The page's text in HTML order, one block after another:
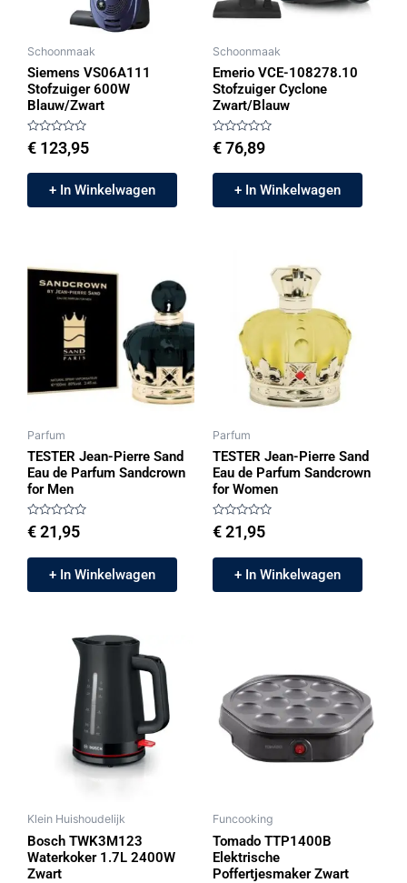
Schoonmaak
Siemens VS06A111
Stofzuiger 600W
Blauw/Zwart
Gewaardeerd
0
5
€ 123,95
+ In Winkelwagen
Schoonmaak
Emerio VCE-108278.10
Stofzuiger Cyclone
Zwart/Blauw
Gewaardeerd
0
5
€76,89
+ In Winkelwagen
Parfum
TESTER Jean-Pierre Sand
Eau de Parfum Sandcrown
for Men
Gewaardeerd
0
5
€21,95
+ In Winkelwagen
Parfum
TESTER Jean-Pierre Sand
Eau de Parfum Sandcrown
for Women
Gewaardeerd
0
5
€21,95
+ In Winkelwagen
Klein Huishoudelijk
Bosch TWK3M123
Waterkoker 1.7L 2400W
Zwart
Funcooking
Tomado TTP1400B
Elektrische
Poffertjesmaker Zwart